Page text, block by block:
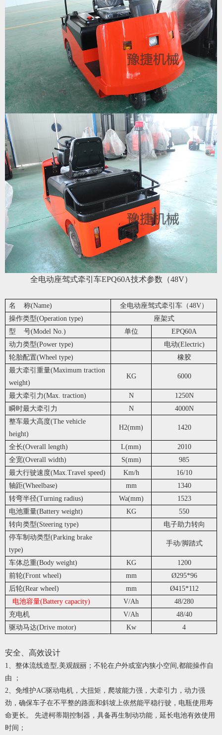
全电动座驾式牵引车EPQ60A技术参数（48V）
名 称(Name)
全电动座驾式牵引车（48V）
操作类型(Operation type)
座架式
型 号(Model No.)
单位
EPQ60A
动力类型(Power type)
电动(Electric)
轮胎配置(Wheel type)
橡胶
最大牵引重量(Maximum traction
weight)
KG 6000
最大牵引力(Max. traction) N
1250N
瞬时最大牵引力
N
4000N
整车最大高度(The vehicle
height)
H2(mm) 1420
全长(Overall length) L(mm)
2010
全宽(Overall width)
S(mm)
985
最大行驶速度(Max.Travel speed)
Km/h
16/10
轴距(Wheelbase)
mm
1340
转弯半径(Turning radius)
Wa(mm)
1523
电池重量(Battery weight)
KG
550
转向类型(Steering type)
电子助力转向
停车制动类型(Parking brake
type)
手动/脚踏式
车体总重(Body weight) KG
1200
前轮(Front wheel)
mm
Ø295*96
后轮(Rear wheel)
mm
Ø415*112
电池容量(Battery capacity)
V/Ah
48/280
充电机
V/Ah
48/40
驱动马达(Drive motor)
Kw 4
安全、高效设计
1、整体流线造型,美观靓丽；不轮在户外或室内狭小空间,都能操作自
由 ；
2、免维护AC驱动电机，大扭矩，爬坡能力强，大牵引力，动力强
劲，确保车子在不平整的路面和斜坡上依然能平稳行驶，电瓶使用寿
命更长。 先进柯蒂期控制器，具备再生制动功能，延长电池有效使用
时间；